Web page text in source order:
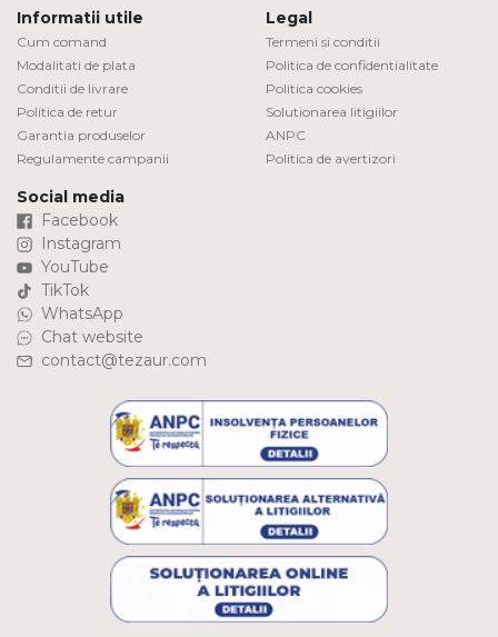
Informatii utile
Cum comand
Modalitati de plata
Conditii de livrare
Politica de retur
Garantia produselor
Regulamente campanii
Legal
Termeni si conditii
Politica de confidentialitate
Politica cookies
Solutionarea litigiilor
ANPC
Politica de avertizori
Social media
Facebook
Instagram
YouTube
TikTok
WhatsApp
Chat website
contact@tezaur.com